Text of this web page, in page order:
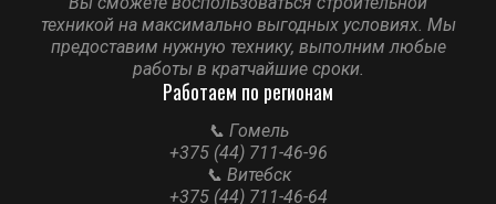
техникой на максимально выгодных условиях. Мы
предоставим нужную технику, выполним любые
работы в кратчайшие сроки.
Работаем по регионам
📞 Гомель
+375 (44) 711-46-96
📞 Витебск
+375 (44) 711-46-64